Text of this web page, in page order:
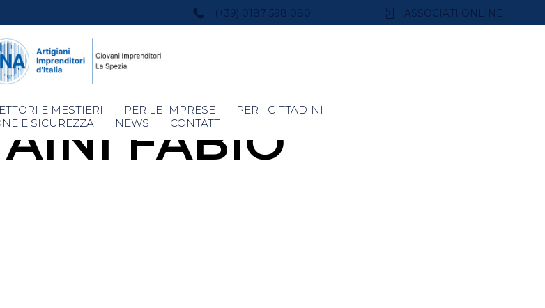
(+39) 0187 598 080 ASSOCIATI ONLINE
Skip
to
E MESTIERI PER LE IMPRESE
PER I CITTADINI
E SICUREZZA
NEWS CONTATTI
FABIO